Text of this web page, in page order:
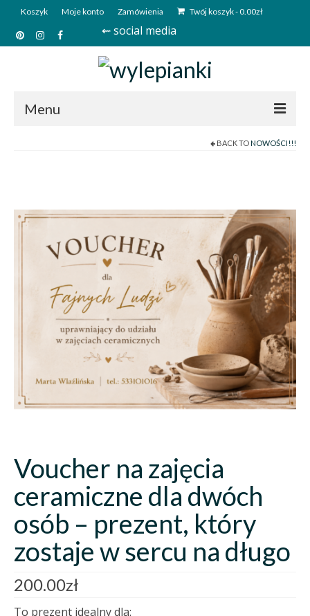
Koszyk Moje konto Zamówienia Twój koszyk-0.00zł
⇜ social media
Menu
Deutsch
BACK TONOWOŚCI!!!
Voucher na zajęcia
ceramiczne dla dwóch
osób – prezent, który
zostaje w sercu na długo
200.00zł
To prezent idealny dla: